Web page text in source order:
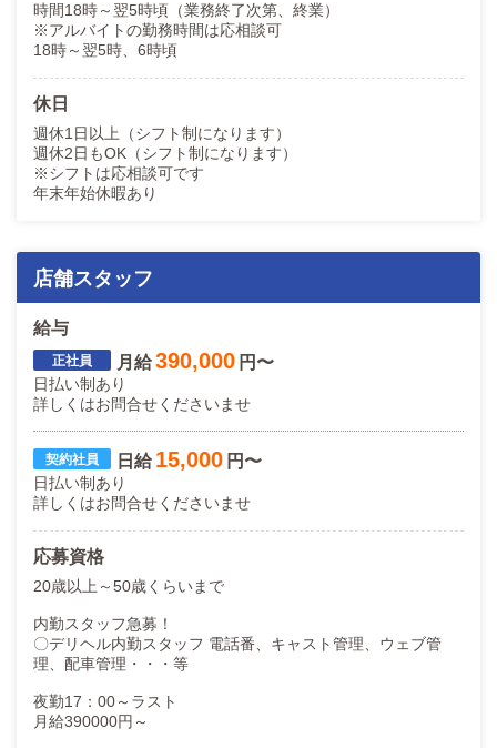
時間18時～翌5時頃（業務終了次第、終業）
※アルバイトの勤務時間は応相談可
18時～翌5時、6時頃
休日
週休1日以上（シフト制になります）
週休2日もOK（シフト制になります）
※シフトは応相談可です
年末年始休暇あり
店舗スタッフ
給与
月給390,000 円〜
日払い制あり
詳しくはお問合せくださいませ
日給 15,000 円〜
日払い制あり
詳しくはお問合せくださいませ
応募資格
20歳以上～50歳くらいまで
内勤スタッフ急募！
〇デリヘル内勤スタッフ 電話番、キャスト管理、ウェブ管
理、配車管理・・・等
夜勤17：00～ラスト
月給390000円～